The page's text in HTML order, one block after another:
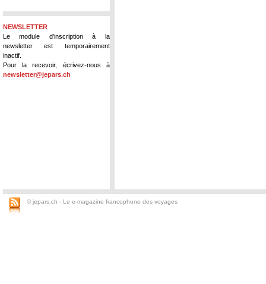
NEWSLETTER
Le module d'inscription à la
newsletter est temporairement
inactif.
Pour la recevoir, écrivez-nous à
newsletter@jepars.ch
© jepars.ch - Le e-magazine francophone des voyages